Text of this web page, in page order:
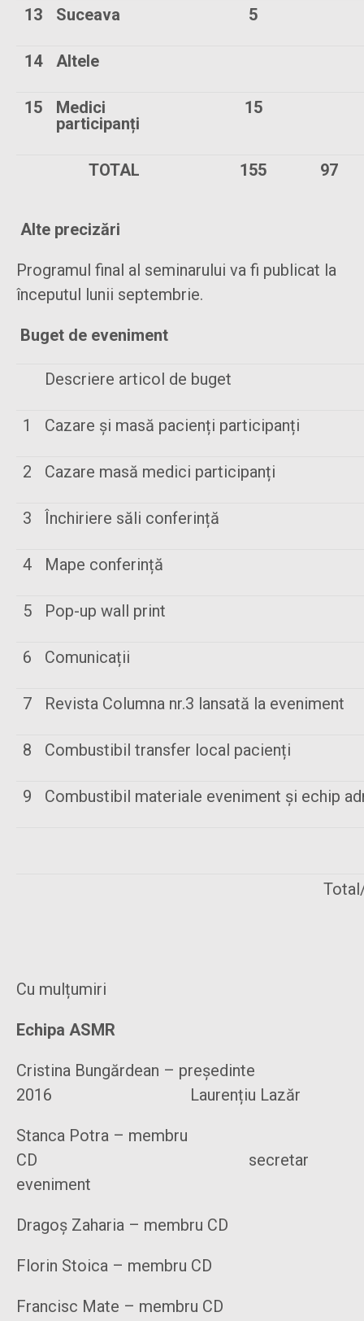
13 Suceava 5
14 Altele
15
Medici
participanți
15
TOTAL 155 97
Alte precizări
Programul final al seminarului va fi publicat la
începutul lunii septembrie.
Buget de eveniment
Descriere articol de buget
1 Cazare și masă pacienți participanți
2 Cazare masă medici participanți
3 Închiriere săli conferință
4 Mape conferință
5 Pop-up wall print
6 Comunicații
7 Revista Columna nr.3 lansată la eveniment
8 Combustibil transfer local pacienți
9 Combustibil materiale eveniment și echip
Cu mulțumiri
Echipa ASMR
Cristina Bungărdean – președinte
2016 Laurențiu Lazăr
Stanca Potra – membru
CD secretar
eveniment
Dragoș Zaharia – membru CD
Florin Stoica – membru CD
Francisc Mate – membru CD